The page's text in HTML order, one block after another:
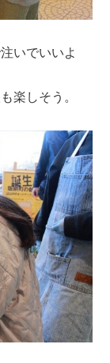
いでいいよ
楽しそう。